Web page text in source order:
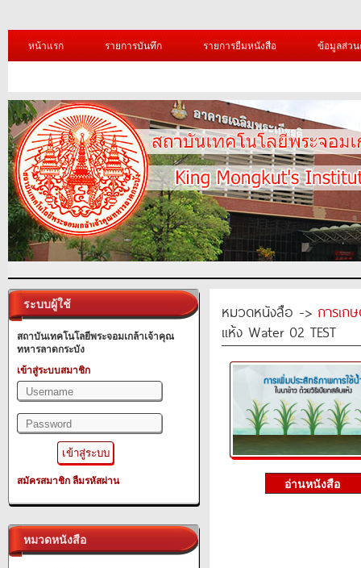
หน้าแรก รายการบันทึก รายการยืมหนังสือ ข้อมูลส่ว
ระบบผู้ใช้
สถาบันเทคโนโลยีพระจอมเกล้าเจ้าคุณ
ทหารลาดกระบัง
เข้าสู่ระบบสมาชิก
สมัครสมาชิก ลืมรหัสผ่าน
หมวดหนังสือ
หมวดหนังสือ -> การเก
แห้ง Water 02 TEST